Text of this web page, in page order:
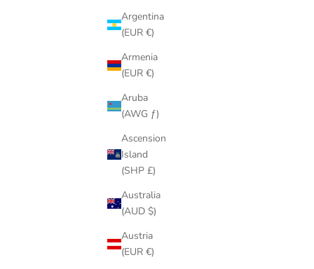
Argentina
(EUR €)
Armenia
(EUR €)
Aruba
(AWG ƒ)
Ascension
Island
(SHP £)
Australia
(AUD $)
Austria
(EUR €)